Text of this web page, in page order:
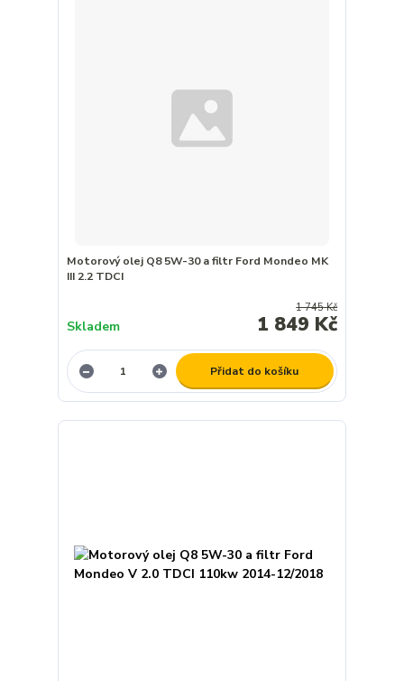
Motorový olej Q8 5W-30 a filtr Ford Mondeo MK
III 2.2 TDCI
1 745 Kč
1 849 Kč
Skladem
Přidat do košíku